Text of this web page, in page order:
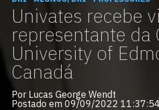
Univates recebe
representante da
University of
Canadá
Por Lucas George Wendt
Postado em 09/09/2022 11:37:54